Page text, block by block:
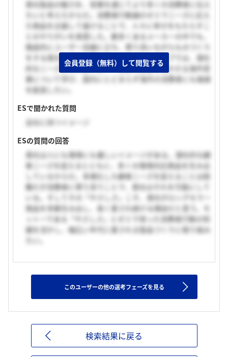
貴社製品の魅力を、営業を通じてより多くの消費者に伝え
たいと考えたからだ。消費者行動論のゼミでニーズに応え
た商品を企画して届けることで、人々に幸せをもたらすこ
とのやりがいを実感した。数多くあるメーカーの中でも、
徹底的にユーザー目線に立ち、寄り添いながらものづくり
をする貴社に魅力を感じた。インターンシップでは、潜在
的なニーズを引き出す術や、得意の英語を活かせる海外営
業について学び、国内にとどまらず海外の消費者にも価値
を創造したい。
ESで聞かれた質問
会社に持つイメージ
ESの質問の回答
貴社は人にも環境にも優しいイメージがある。潜在的な顧
客ニーズを捉えるとともに、多くの環境対応商品を生み出
しているからだ。多様化した顧客ニーズを捉えることは困
難だが消費者に寄り添うことで、貴社はそれを可能にして
いる。そしてその「やさしさ」こそ、貴社がロングセラー
商品を多数生み出し、長く愛され続ける理由だと思う。モ
ットーである「やさしさ」とゼミで培った消費者行動の知
識を活かし、幅広い年代に愛される製品づくりに取り組み
会員登録（無料）して閲覧する
このユーザーの他の選考フェーズを見る
検索結果に戻る